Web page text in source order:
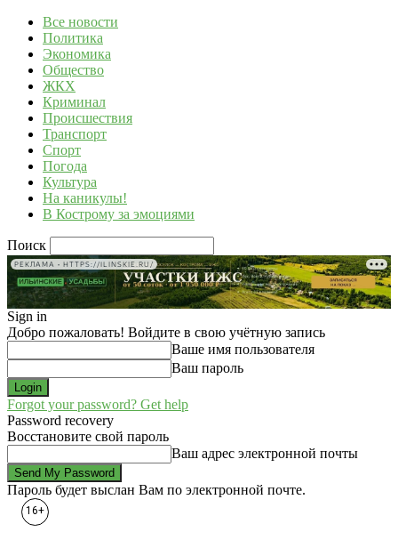
Все новости
Политика
Экономика
Общество
ЖКХ
Криминал
Происшествия
Транспорт
Спорт
Погода
Культура
На каникулы!
В Кострому за эмоциями
Поиск
РЕКЛАМА • HTTPS://ILINSKIE.RU/
Sign in
Добро пожаловать! Войдите в свою учётную запись
Ваше имя пользователя
Ваш пароль
Forgot your password? Get help
Password recovery
Восстановите свой пароль
Ваш адрес электронной почты
Пароль будет выслан Вам по электронной почте.
16+